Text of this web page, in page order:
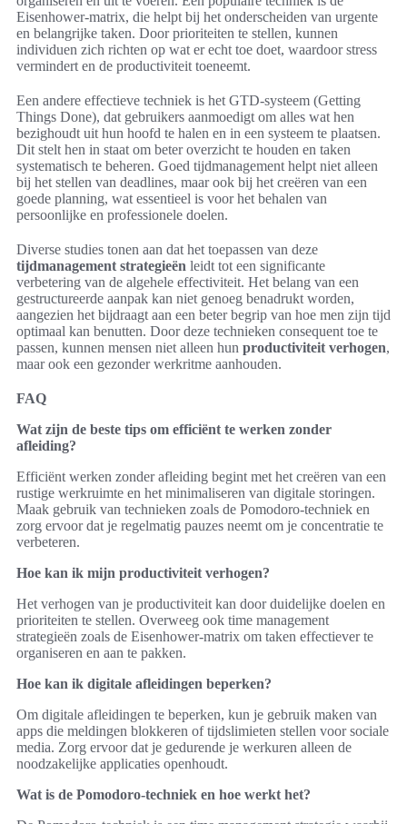
Eisenhower-matrix, die helpt bij het onderscheiden van urgente
en belangrijke taken. Door prioriteiten te stellen, kunnen
individuen zich richten op wat er echt toe doet, waardoor stress
vermindert en de productiviteit toeneemt.
Een andere effectieve techniek is het GTD-systeem (Getting
Things Done), dat gebruikers aanmoedigt om alles wat hen
bezighoudt uit hun hoofd te halen en in een systeem te plaatsen.
Dit stelt hen in staat om beter overzicht te houden en taken
systematisch te beheren. Goed tijdmanagement helpt niet alleen
bij het stellen van deadlines, maar ook bij het creëren van een
goede planning, wat essentieel is voor het behalen van
persoonlijke en professionele doelen.
Diverse studies tonen aan dat het toepassen van deze
tijdmanagement strategieën leidt tot een significante
verbetering van de algehele effectiviteit. Het belang van een
gestructureerde aanpak kan niet genoeg benadrukt worden,
aangezien het bijdraagt aan een beter begrip van hoe men zijn tijd
optimaal kan benutten. Door deze technieken consequent toe te
passen, kunnen mensen niet alleen hun productiviteit verhogen,
maar ook een gezonder werkritme aanhouden.
FAQ
Wat zijn de beste tips om efficiënt te werken zonder
afleiding?
Efficiënt werken zonder afleiding begint met het creëren van een
rustige werkruimte en het minimaliseren van digitale storingen.
Maak gebruik van technieken zoals de Pomodoro-techniek en
zorg ervoor dat je regelmatig pauzes neemt om je concentratie te
verbeteren.
Hoe kan ik mijn productiviteit verhogen?
Het verhogen van je productiviteit kan door duidelijke doelen en
prioriteiten te stellen. Overweeg ook time management
strategieën zoals de Eisenhower-matrix om taken effectiever te
organiseren en aan te pakken.
Hoe kan ik digitale afleidingen beperken?
Om digitale afleidingen te beperken, kun je gebruik maken van
apps die meldingen blokkeren of tijdslimieten stellen voor sociale
media. Zorg ervoor dat je gedurende je werkuren alleen de
noodzakelijke applicaties openhoudt.
Wat is de Pomodoro-techniek en hoe werkt het?